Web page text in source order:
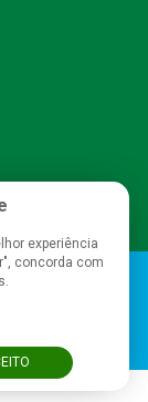
experiência
concorda com